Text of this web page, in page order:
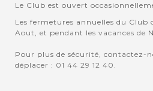
Le Club est ouvert
Les fermetures annuelles du Club
Aout, et pendant les vacances de
Pour plus de sécurité, contactez-
déplacer : 01 44 29 12 40.